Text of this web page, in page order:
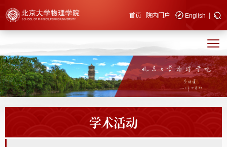
快速导航 首页 院内门户 English |
学术活动